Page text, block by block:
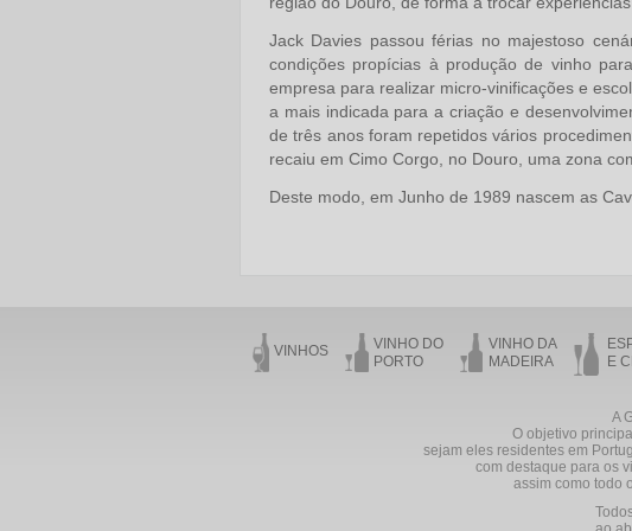
Jack Davies passou férias no majestoso
condições propícias à produção de vinho
empresa para realizar micro-vinificações e
a mais indicada para a criação e
de três anos foram repetidos vários
recaiu em Cimo Corgo, no Douro, uma zona
Deste modo, em Junho de 1989 nascem as
VINHOS
VINHO DO
PORTO
VINHO DA
MADEIRA
E
A
O objetivo
sejam eles residentes em
com destaque para os
assim como todo